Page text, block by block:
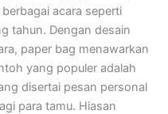
acara seperti
tahun. Dengan desain
paper bag menawarkan
yang populer adalah
disertai pesan personal
para tamu. Hiasan